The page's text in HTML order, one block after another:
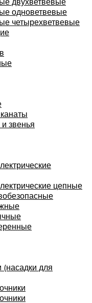
одноветвевые
четырехветвевые
звенья
цепные
для